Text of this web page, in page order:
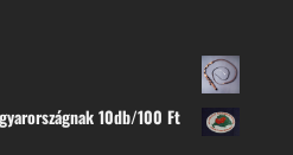
10db/100 Ft